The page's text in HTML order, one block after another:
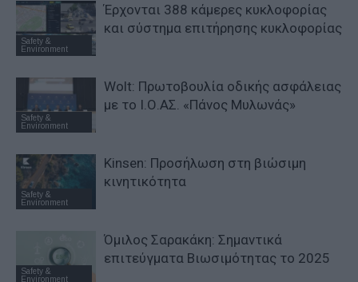
Safety &
Environment
Έρχονται 388 κάμερες κυκλοφορίας
και σύστημα επιτήρησης κυκλοφορίας
Safety &
Environment
Wolt: Πρωτοβουλία οδικής ασφάλειας
με το Ι.Ο.ΑΣ. «Πάνος Μυλωνάς»
Safety &
Environment
Kinsen: Προσήλωση στη βιώσιμη
κινητικότητα
Safety &
Environment
Όμιλος Σαρακάκη: Σημαντικά
επιτεύγματα Βιωσιμότητας το 2025